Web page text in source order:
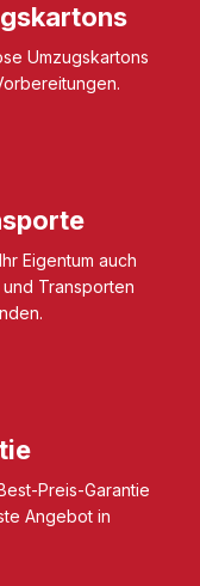
Umzugskartons
Eigentum auch
Transporten
Preis-Garantie
Angebot in